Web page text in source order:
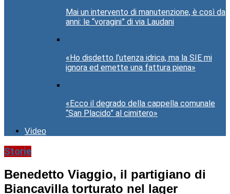
Mai un intervento di manutenzione, è così da
anni: le “voragini” di via Laudani
«Ho disdetto l’utenza idrica, ma la SIE mi
ignora ed emette una fattura piena»
«Ecco il degrado della cappella comunale
“San Placido” al cimitero»
Video
Storie
Benedetto Viaggio, il partigiano di
Biancavilla torturato nel lager